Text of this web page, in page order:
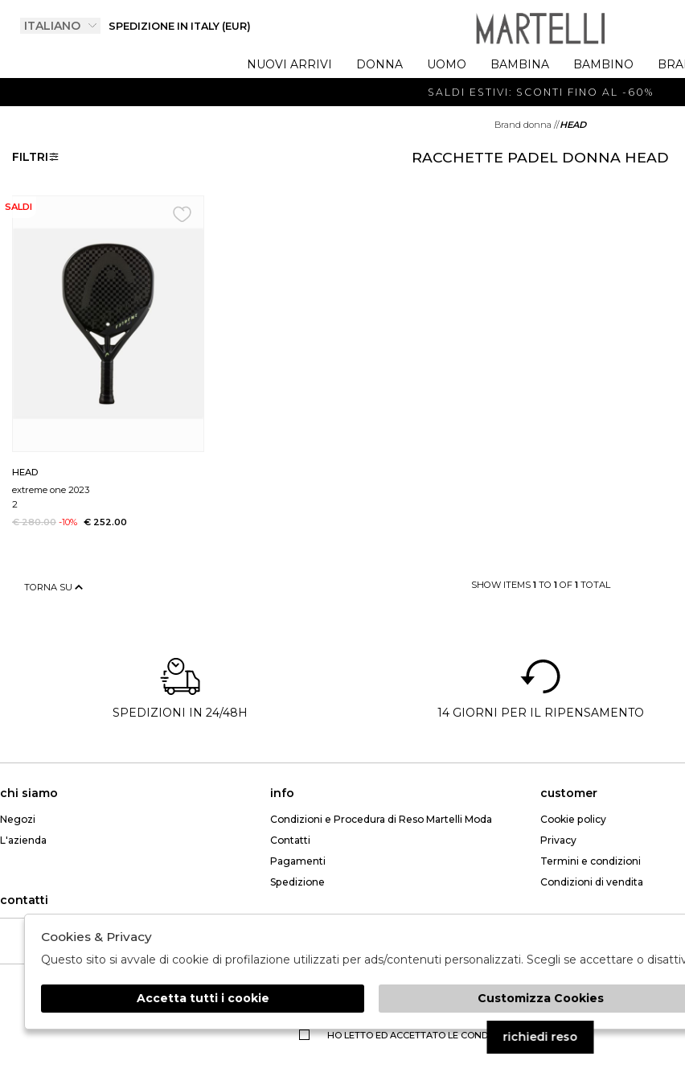
SPEDIZIONE IN ITALY (EUR)
NUOVI ARRIVI DONNA UOMO BAMBINA BAMBINO
SALDI ESTIVI: SCONTI FINO AL -60%
Brand donna //HEAD
FILTRI RACCHETTE PADEL DONNA HEAD
SALDI
HEAD
extreme one 2023
2
€ 280.00 -10% € 252.00
TORNA SU SHOW ITEMS 1TO 1OF 1TOTAL
SPEDIZIONI IN 24/48H 14 GIORNI PER IL RIPENSAMENTO
chi siamo
Negozi
L'azienda
info
Condizioni e Procedura di Reso Martelli Moda
Contatti
Pagamenti
Spedizione
customer
Cookie policy
Privacy
Termini e condizioni
Condizioni di vendita
contatti
Telefono: +39 349 765 8268
HO LETTO ED ACCETTATO LE CONDIZIONI SULLA PRIVACY.
🍪
richiedi reso
Cookies & Privacy
Questo sito si avvale di cookie di profilazione utilizzati per ads/contenuti personalizzati. Scegli se accettare o
Accetta tutti i cookie Customizza Cookies